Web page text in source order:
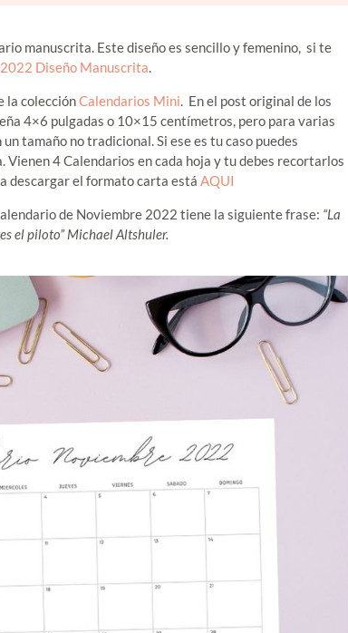
manuscrita. Este diseño es sencillo y femenino, si te
Diseño Manuscrita
la colecciónCalendarios Mini . En el post original de los
4×6 pulgadas o 10×15 centímetros, pero para varias
tamaño no tradicional. Si ese es tu caso puedes
4 Calendarios en cada hoja y tu debes recortarlos
descargar el formato carta está AQUI
de Noviembre 2022 tiene la siguiente frase: “La
el piloto”Michael Altshuler.